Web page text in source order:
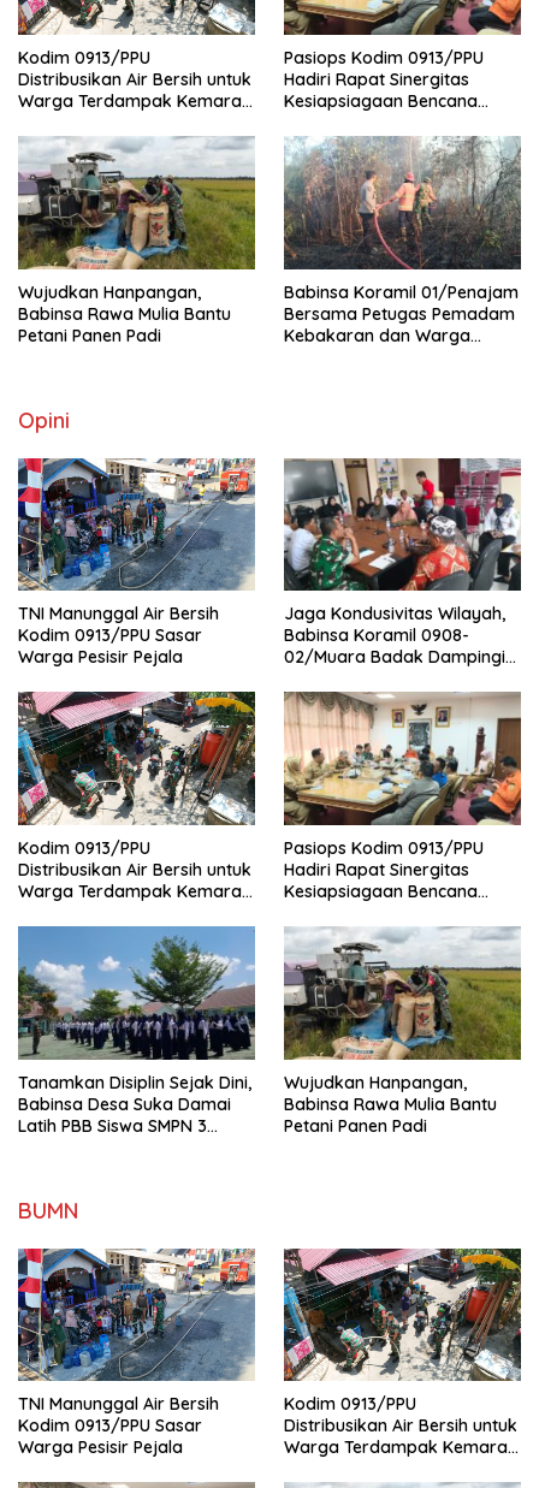
Kodim 0913/PPU
Distribusikan Air Bersih untuk
Warga Terdampak Kemarau
Pasiops Kodim 0913/PPU
Hadiri Rapat Sinergitas
Kesiapsiagaan Bencana
Wujudkan Hanpangan,
Babinsa Rawa Mulia Bantu
Petani Panen Padi
Babinsa Koramil 01/Penajam
Bersama Petugas Pemadam
Kebakaran dan Warga
Opini
TNI Manunggal Air Bersih
Kodim 0913/PPU Sasar
Warga Pesisir Pejala
Jaga Kondusivitas Wilayah,
Babinsa Koramil 0908-
02/Muara Badak Dampingi
Warga
Kodim 0913/PPU
Distribusikan Air Bersih untuk
Warga Terdampak Kemarau
Pasiops Kodim 0913/PPU
Hadiri Rapat Sinergitas
Kesiapsiagaan Bencana
Tanamkan Disiplin Sejak Dini,
Babinsa Desa Suka Damai
Latih PBB Siswa SMPN 3
Wujudkan Hanpangan,
Babinsa Rawa Mulia Bantu
Petani Panen Padi
BUMN
TNI Manunggal Air Bersih
Kodim 0913/PPU Sasar
Warga Pesisir Pejala
Kodim 0913/PPU
Distribusikan Air Bersih untuk
Warga Terdampak Kemarau